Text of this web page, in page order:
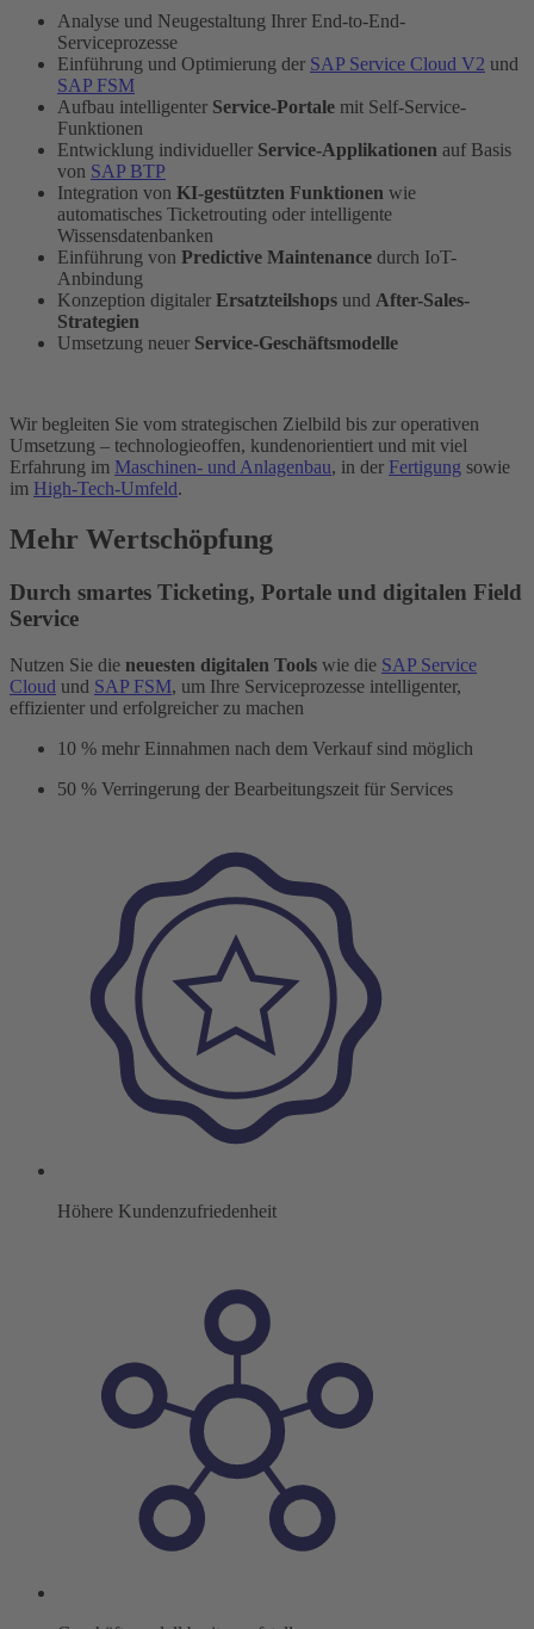
Analyse und Neugestaltung Ihrer End-to-End-
Serviceprozesse
Einführung und Optimierung der SAP Service Cloud V2 und
SAP FSM
Aufbau intelligenter Service-Portale mit Self-Service-
Funktionen
Entwicklung individueller Service-Applikationen auf Basis
von SAP BTP
Integration von KI-gestützten Funktionen wie
automatisches Ticketrouting oder intelligente
Wissensdatenbanken
Einführung von Predictive Maintenance durch IoT-
Anbindung
Konzeption digitaler Ersatzteilshops und After-Sales-
Strategien
Umsetzung neuer Service-Geschäftsmodelle
Wir begleiten Sie vom strategischen Zielbild bis zur operativen
Umsetzung – technologieoffen, kundenorientiert und mit viel
Erfahrung im Maschinen- und Anlagenbau, in der Fertigung sowie
im High-Tech-Umfeld.
Mehr Wertschöpfung
Durch smartes Ticketing, Portale und digitalen Field
Service
Nutzen Sie die neuesten digitalen Tools wie die SAP Service
Cloud und SAP FSM, um Ihre Serviceprozesse intelligenter,
effizienter und erfolgreicher zu machen
10 % mehr Einnahmen nach dem Verkauf sind möglich
50 % Verringerung der Bearbeitungszeit für Services
Höhere Kundenzufriedenheit